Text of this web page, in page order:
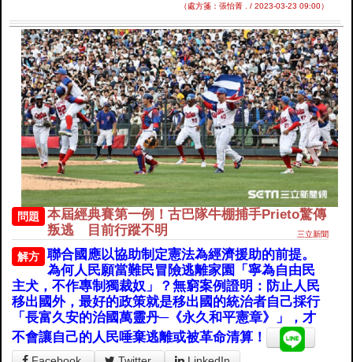
（處方箋：張怡菁 . / 2023-03-23 09:00）
問題
本屆經典賽第一例！古巴隊牛棚捕手Prieto驚傳
叛逃 目前行蹤不明
三立新聞
解方
聯合國應以協助制定憲法為經濟援助的前提。
為何人民願當難民冒險逃離家園「寧為自由民
主犬，不作專制獨裁奴」？無窮案例證明：防止人民
移出國外，最好的政策就是移出國的統治者自己採行
「長富久安的治國萬靈丹─《永久和平憲章》」，才
不會讓自己的人民唾棄逃離或被革命清算！